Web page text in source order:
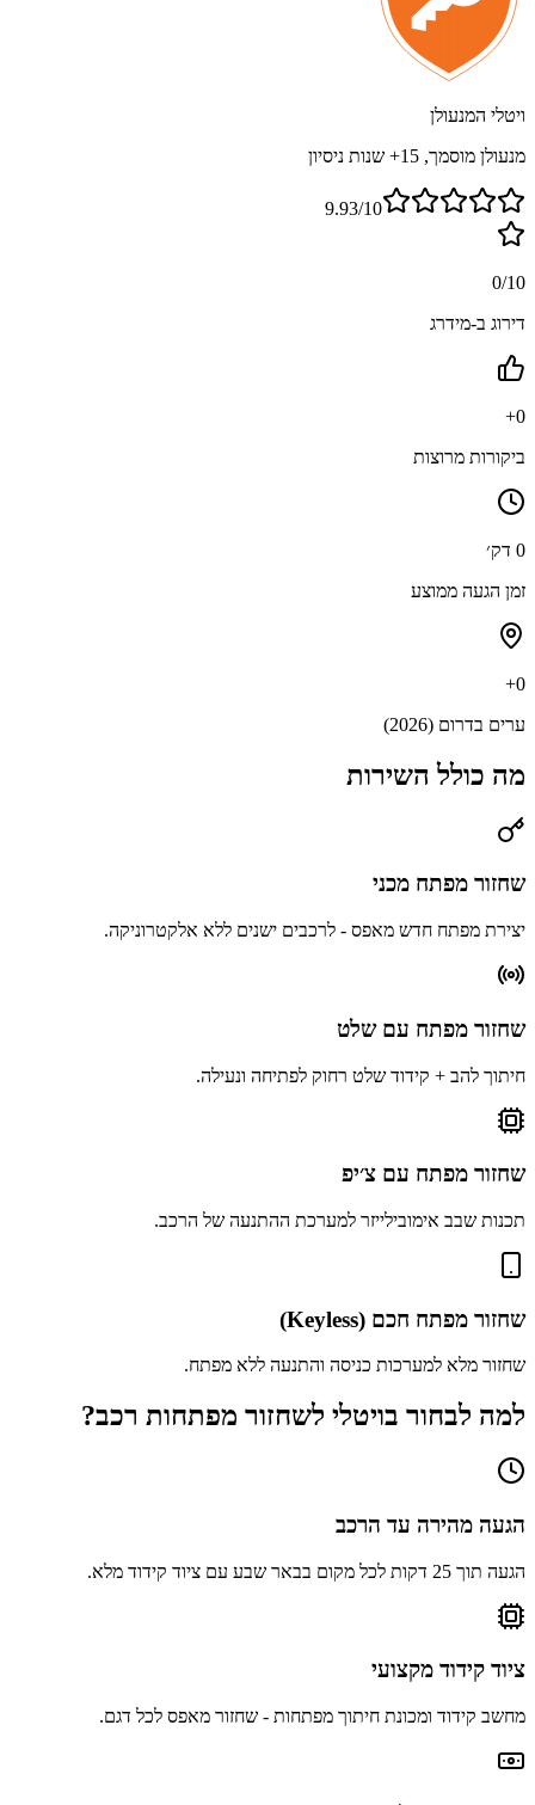
ויטלי המנעולן
מנעולן מוסמך, 15+ שנות ניסיון
9.93/10
0/10
דירוג ב-מידרג
0
+
ביקורות מרוצות
0 דק׳
זמן הגעה ממוצע
0
+
ערים בדרום (2026)
מה כולל השירות
שחזור מפתח מכני
יצירת מפתח חדש מאפס - לרכבים ישנים ללא אלקטרוניקה.
שחזור מפתח עם שלט
חיתוך להב + קידוד שלט רחוק לפתיחה ונעילה.
שחזור מפתח עם צ׳יפ
תכנות שבב אימובילייזר למערכת ההתנעה של הרכב.
שחזור מפתח חכם (Keyless)
שחזור מלא למערכות כניסה והתנעה ללא מפתח.
למה לבחור בויטלי לשחזור מפתחות רכב?
הגעה מהירה עד הרכב
הגעה תוך 25 דקות לכל מקום בבאר שבע עם ציוד קידוד מלא.
ציוד קידוד מקצועי
מחשב קידוד ומכונת חיתוך מפתחות - שחזור מאפס לכל דגם.